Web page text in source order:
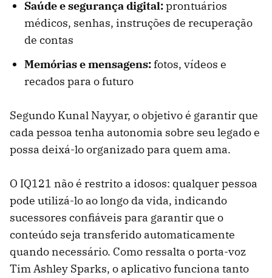
Saúde e segurança digital:prontuários
médicos, senhas, instruções de recuperação
de contas
Memórias e mensagens:fotos, vídeos e
recados para o futuro
Segundo Kunal Nayyar, o objetivo é garantir que
cada pessoa tenha autonomia sobre seu legado e
possa deixá-lo organizado para quem ama.
O IQ121 não é restrito a idosos: qualquer pessoa
pode utilizá-lo ao longo da vida, indicando
sucessores confiáveis para garantir que o
conteúdo seja transferido automaticamente
quando necessário. Como ressalta o porta-voz
Tim Ashley Sparks, o aplicativo funciona tanto